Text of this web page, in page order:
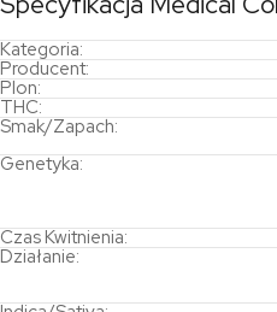
Kategoria:
Producent:
Plon:
THC:
Smak/Zapach:
Genetyka:
Czas Kwitnienia:
Działanie: